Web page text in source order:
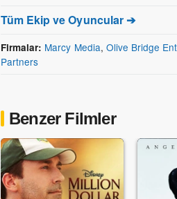
Tüm Ekip ve Oyuncular ➔
Firmalar: Marcy Media, Olive Bridge
Partners
Benzer Filmler